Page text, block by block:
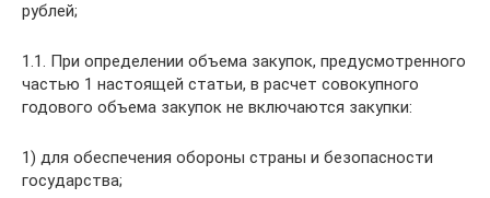
рублей;
1.1. При определении объема закупок, предусмотренного
частью 1 настоящей статьи, в расчет совокупного
годового объема закупок не включаются закупки:
1) для обеспечения обороны страны и безопасности
государства;